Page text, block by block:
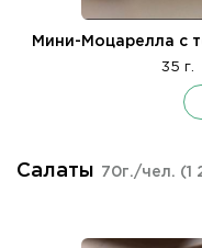
Мини-Моцарелла с
35 г.
Салаты 70г./чел. (1